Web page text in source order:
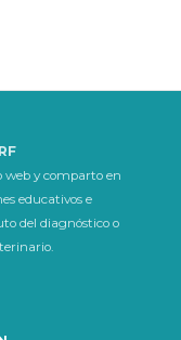
web y comparto en
educativos e
del diagnóstico o